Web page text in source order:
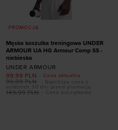
PROMOCJA
Męska koszulka treningowa UNDER
ARMOUR UA HG Armour Comp SS -
niebieska
UNDER ARMOUR
- Cena aktualna
99,99 PLN
- Cena początkowa
149,99 PLN
99,99 PLN
- Najniższa cena z
ostatnich 30 dni przed promocją